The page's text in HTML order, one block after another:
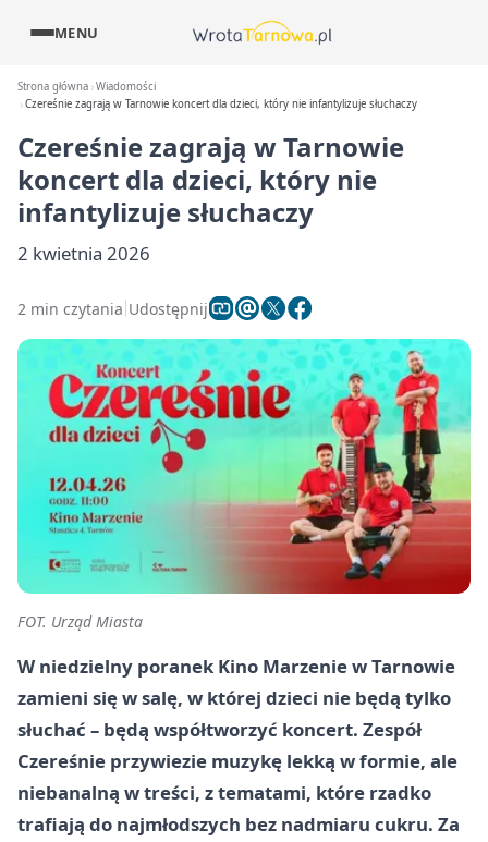
MENU
Strona główna Wiadomości
Czereśnie zagrają w Tarnowie koncert dla dzieci, który nie infantylizuje słuchaczy
Czereśnie zagrają w Tarnowie
koncert dla dzieci, który nie
infantylizuje słuchaczy
2 kwietnia 2026
2 min czytania Udostępnij
FOT. Urząd Miasta
W niedzielny poranek Kino Marzenie w Tarnowie
zamieni się w salę, w której dzieci nie będą tylko
słuchać – będą współtworzyć koncert. Zespół
Czereśnie przywiezie muzykę lekką w formie, ale
niebanalną w treści, z tematami, które rzadko
trafiają do najmłodszych bez nadmiaru cukru. Za